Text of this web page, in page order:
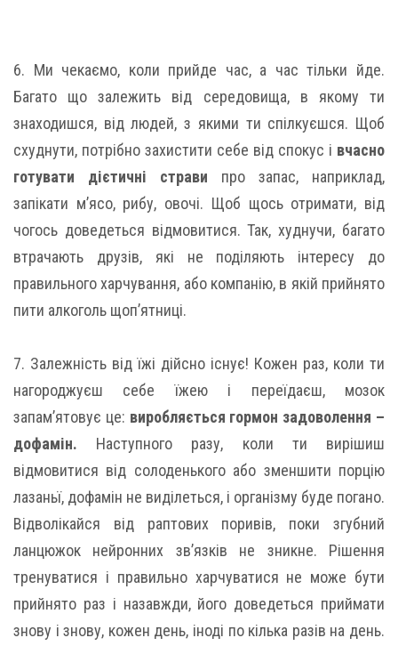
6. Ми чекаємо, коли прийде час, а час тільки йде.
Багато що залежить від середовища, в якому ти
знаходишся, від людей, з якими ти спілкуєшся. Щоб
схуднути, потрібно захистити себе від спокус і вчасно
готувати дієтичні страви про запас, наприклад,
запікати м’ясо, рибу, овочі. Щоб щось отримати, від
чогось доведеться відмовитися. Так, худнучи, багато
втрачають друзів, які не поділяють інтересу до
правильного харчування, або компанію, в якій прийнято
пити алкоголь щоп’ятниці.
7. Залежність від їжі дійсно існує! Кожен раз, коли ти
нагороджуєш себе їжею і переїдаєш, мозок
запам’ятовує це: виробляється гормон задоволення –
дофамін. Наступного разу, коли ти вирішиш
відмовитися від солоденького або зменшити порцію
лазаньї, дофамін не виділеться, і організму буде погано.
Відволікайся від раптових поривів, поки згубний
ланцюжок нейронних зв’язків не зникне. Рішення
тренуватися і правильно харчуватися не може бути
прийнято раз і назавжди, його доведеться приймати
знову і знову, кожен день, іноді по кілька разів на день.